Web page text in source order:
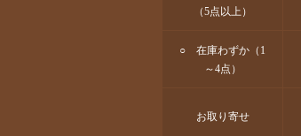
（5点以上）
○ 在庫わずか（1
～4点）
お取り寄せ